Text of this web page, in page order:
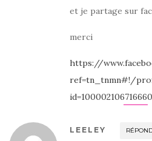
et je partage sur
merci
https://
ref=tn_tnmn#!/
id=100002106716660
LEELEY